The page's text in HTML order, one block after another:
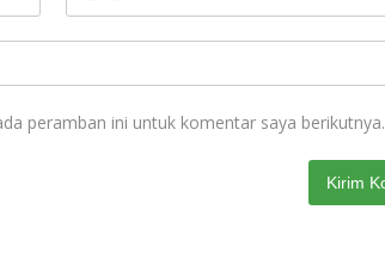
peramban ini untuk komentar saya berikutnya.